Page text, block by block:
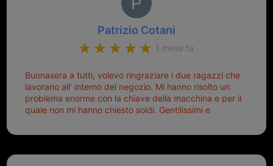
Patrizio Cotani
1 mese fa
Buonasera a tutti, volevo ringraziare i due ragazzi che
lavorano all’ interno del negozio. Mi hanno risolto un
problema enorme con la chiave della macchina e per il
quale non mi hanno chiesto soldi. Gentilissimi e
Sicuramente tornerò qui per qualsiasi altro problema.